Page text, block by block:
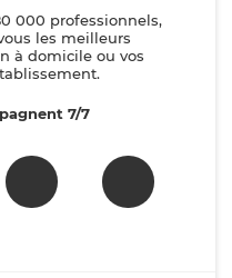
000 professionnels,
les meilleurs
à domicile ou vos
7/7